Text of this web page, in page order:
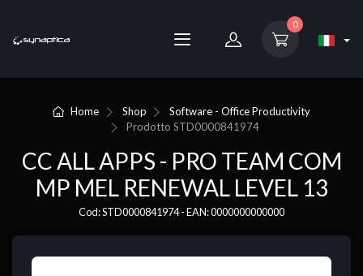
0
Home Shop
Software - Office Productivity
ProdottoSTD0000841974
CC ALL APPS - PRO TEAM COM
MP MEL RENEWAL LEVEL 13
Cod: STD0000841974 - EAN: 0000000000000